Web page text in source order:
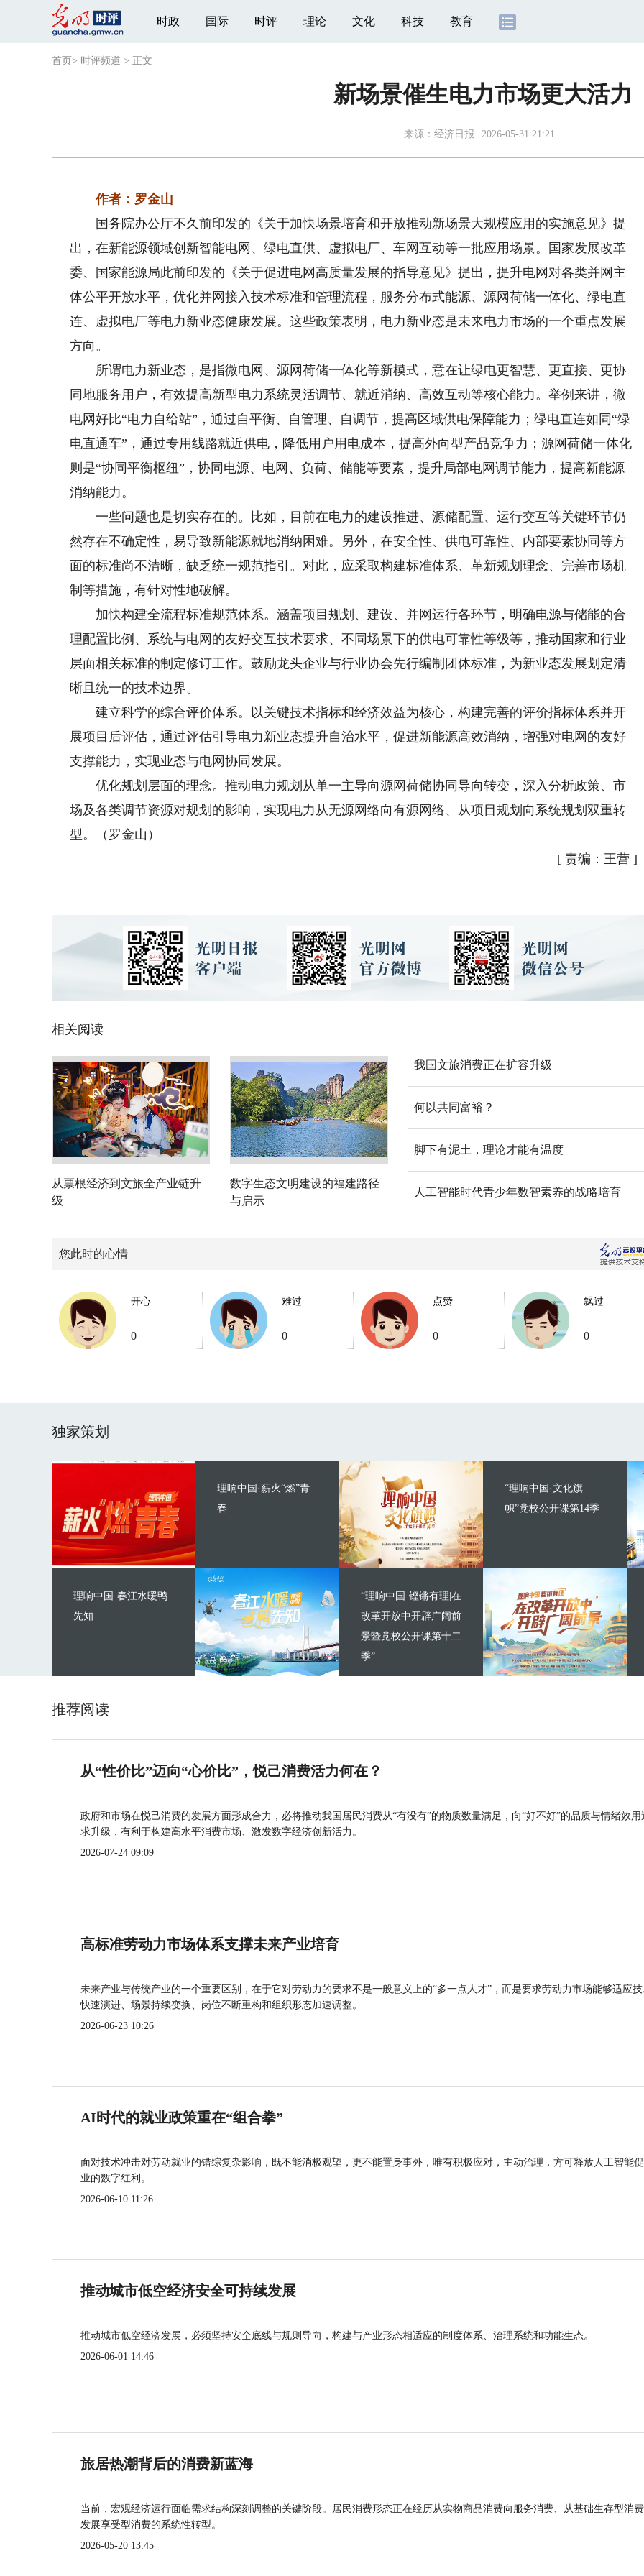
时政 国际 时评 理论 文化 科技 教育
首页 > 时评频道 > 正文
新场景催生电力市场更大活力
来源： 经济日报 2026-05-31 21:21
作者：罗金山
国务院办公厅不久前印发的《关于加快场景培育和开放推动新场景大规模应用的实施意见》提
出，在新能源领域创新智能电网、绿电直供、虚拟电厂、车网互动等一批应用场景。国家发展改革
委、国家能源局此前印发的《关于促进电网高质量发展的指导意见》提出，提升电网对各类并网主
体公平开放水平，优化并网接入技术标准和管理流程，服务分布式能源、源网荷储一体化、绿电直
连、虚拟电厂等电力新业态健康发展。这些政策表明，电力新业态是未来电力市场的一个重点发展
方向。
所谓电力新业态，是指微电网、源网荷储一体化等新模式，意在让绿电更智慧、更直接、更协
同地服务用户，有效提高新型电力系统灵活调节、就近消纳、高效互动等核心能力。举例来讲，微
电网好比“电力自给站”，通过自平衡、自管理、自调节，提高区域供电保障能力；绿电直连如同“绿
电直通车”，通过专用线路就近供电，降低用户用电成本，提高外向型产品竞争力；源网荷储一体化
则是“协同平衡枢纽”，协同电源、电网、负荷、储能等要素，提升局部电网调节能力，提高新能源
消纳能力。
一些问题也是切实存在的。比如，目前在电力的建设推进、源储配置、运行交互等关键环节仍
然存在不确定性，易导致新能源就地消纳困难。另外，在安全性、供电可靠性、内部要素协同等方
面的标准尚不清晰，缺乏统一规范指引。对此，应采取构建标准体系、革新规划理念、完善市场机
制等措施，有针对性地破解。
加快构建全流程标准规范体系。涵盖项目规划、建设、并网运行各环节，明确电源与储能的合
理配置比例、系统与电网的友好交互技术要求、不同场景下的供电可靠性等级等，推动国家和行业
层面相关标准的制定修订工作。鼓励龙头企业与行业协会先行编制团体标准，为新业态发展划定清
晰且统一的技术边界。
建立科学的综合评价体系。以关键技术指标和经济效益为核心，构建完善的评价指标体系并开
展项目后评估，通过评估引导电力新业态提升自治水平，促进新能源高效消纳，增强对电网的友好
支撑能力，实现业态与电网协同发展。
优化规划层面的理念。推动电力规划从单一主导向源网荷储协同导向转变，深入分析政策、市
场及各类调节资源对规划的影响，实现电力从无源网络向有源网络、从项目规划向系统规划双重转
型。（罗金山）
[ 责编：王营 ]
相关阅读
从票根经济到文旅全产业链升
级
数字生态文明建设的福建路径
与启示
我国文旅消费正在扩容升级
何以共同富裕？
脚下有泥土，理论才能有温度
人工智能时代青少年数智素养的战略培育
您此时的心情
开心
0
难过
0
点赞
0
飘过
0
独家策划
理响中国·薪火“燃”青
春
理响中国·春江水暖鸭
先知
“理响中国·文化旗
帜”党校公开课第14季
“理响中国·铿锵有理|在
改革开放中开辟广阔前
景暨党校公开课第十二
季”
推荐阅读
从“性价比”迈向“心价比”，悦己消费活力何在？
政府和市场在悦己消费的发展方面形成合力，必将推动我国居民消费从“有没有”的物质数量满足，向“好不好”的品质与情绪效用
求升级，有利于构建高水平消费市场、激发数字经济创新活力。
2026-07-24 09:09
高标准劳动力市场体系支撑未来产业培育
未来产业与传统产业的一个重要区别，在于它对劳动力的要求不是一般意义上的“多一点人才”，而是要求劳动力市场能够适应
快速演进、场景持续变换、岗位不断重构和组织形态加速调整。
2026-06-23 10:26
AI时代的就业政策重在“组合拳”
面对技术冲击对劳动就业的错综复杂影响，既不能消极观望，更不能置身事外，唯有积极应对，主动治理，方可释放人工智能
业的数字红利。
2026-06-10 11:26
推动城市低空经济安全可持续发展
推动城市低空经济发展，必须坚持安全底线与规则导向，构建与产业形态相适应的制度体系、治理系统和功能生态。
2026-06-01 14:46
旅居热潮背后的消费新蓝海
当前，宏观经济运行面临需求结构深刻调整的关键阶段。居民消费形态正在经历从实物商品消费向服务消费、从基础生存型消
发展享受型消费的系统性转型。
2026-05-20 13:45